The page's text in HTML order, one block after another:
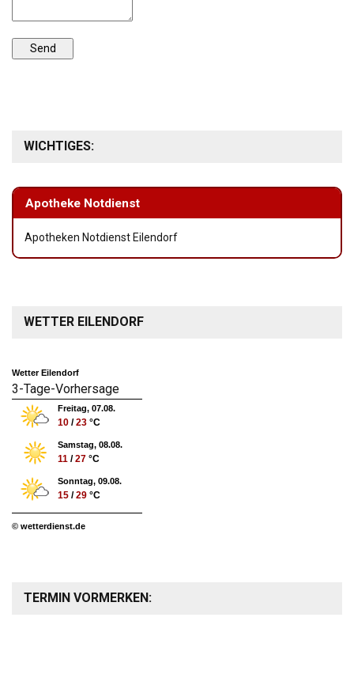
WICHTIGES:
Apotheke Notdienst
Apotheken Notdienst Eilendorf
WETTER EILENDORF
Wetter Eilendorf
3-Tage-Vorhersage
Freitag, 07.08.
10 /23 °C
Samstag, 08.08.
11 /27 °C
Sonntag, 09.08.
15 /29 °C
© wetterdienst.de
TERMIN VORMERKEN: